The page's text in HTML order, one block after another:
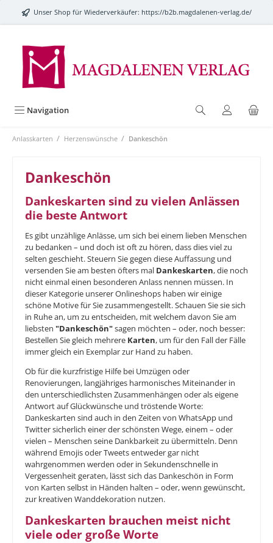
springenUnser Shop für Wiederverkäufer: https://b2b.magdalenen-verlag.de/
Navigation
Anlasskarten / Herzenswünsche / Dankeschön
Dankeschön
Dankeskarten sind zu vielen Anlässen
die beste Antwort
Es gibt unzählige Anlässe, um sich bei einem lieben Menschen
zu bedanken – und doch ist oft zu hören, dass dies viel zu
selten geschieht. Steuern Sie gegen diese Auffassung und
versenden Sie am besten öfters mal Dankeskarten, die noch
nicht einmal einen besonderen Anlass nennen müssen. In
dieser Kategorie unserer Onlineshops haben wir einige
schöne Motive für Sie zusammengestellt. Schauen Sie sie sich
in Ruhe an, um zu entscheiden, mit welchem davon Sie am
liebsten "Dankeschön"sagen möchten – oder, noch besser:
Bestellen Sie gleich mehrere Karten, um für den Fall der Fälle
immer gleich ein Exemplar zur Hand zu haben.
Ob für die kurzfristige Hilfe bei Umzügen oder
Renovierungen, langjähriges harmonisches Miteinander in
den unterschiedlichsten Zusammenhängen oder als eigene
Antwort auf Glückwünsche und tröstende Worte:
Dankeskarten sind auch in den Zeiten von WhatsApp und
Twitter sicherlich einer der schönsten Wege, einem – oder
vielen ­– Menschen seine Dankbarkeit zu übermitteln. Denn
während Emojis oder Tweets entweder gar nicht
wahrgenommen werden oder in Sekundenschnelle in
Vergessenheit geraten, lässt sich das Dankeschön in Form
von Karten selbst in Händen halten – oder, wenn gewünscht,
zur kreativen Wanddekoration nutzen.
Dankeskarten brauchen meist nicht
viele oder große Worte